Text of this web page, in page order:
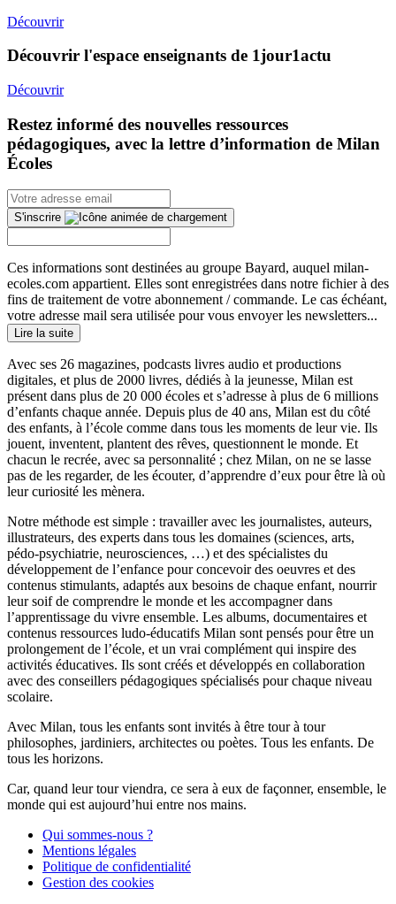
Découvrir
Découvrir l'espace enseignants de 1jour1actu
Découvrir
Restez informé des nouvelles ressources
pédagogiques, avec la lettre d’information de Milan
Écoles
S'inscrire
Ces informations sont destinées au groupe Bayard, auquel milan-
ecoles.com appartient. Elles sont enregistrées dans notre fichier à des
fins de traitement de votre abonnement / commande. Le cas échéant,
votre adresse mail sera utilisée pour vous envoyer les newsletters...
Lire la suite
Avec ses 26 magazines, podcasts livres audio et productions
digitales, et plus de 2000 livres, dédiés à la jeunesse, Milan est
présent dans plus de 20 000 écoles et s’adresse à plus de 6 millions
d’enfants chaque année. Depuis plus de 40 ans, Milan est du côté
des enfants, à l’école comme dans tous les moments de leur vie. Ils
jouent, inventent, plantent des rêves, questionnent le monde. Et
chacun le recrée, avec sa personnalité ; chez Milan, on ne se lasse
pas de les regarder, de les écouter, d’apprendre d’eux pour être là où
leur curiosité les mènera.
Notre méthode est simple : travailler avec les journalistes, auteurs,
illustrateurs, des experts dans tous les domaines (sciences, arts,
pédo-psychiatrie, neurosciences, …) et des spécialistes du
développement de l’enfance pour concevoir des oeuvres et des
contenus stimulants, adaptés aux besoins de chaque enfant, nourrir
leur soif de comprendre le monde et les accompagner dans
l’apprentissage du vivre ensemble. Les albums, documentaires et
contenus ressources ludo-éducatifs Milan sont pensés pour être un
prolongement de l’école, et un vrai complément qui inspire des
activités éducatives. Ils sont créés et développés en collaboration
avec des conseillers pédagogiques spécialisés pour chaque niveau
scolaire.
Avec Milan, tous les enfants sont invités à être tour à tour
philosophes, jardiniers, architectes ou poètes. Tous les enfants. De
tous les horizons.
Car, quand leur tour viendra, ce sera à eux de façonner, ensemble, le
monde qui est aujourd’hui entre nos mains.
Qui sommes-nous ?
Mentions légales
Politique de confidentialité
Gestion des cookies